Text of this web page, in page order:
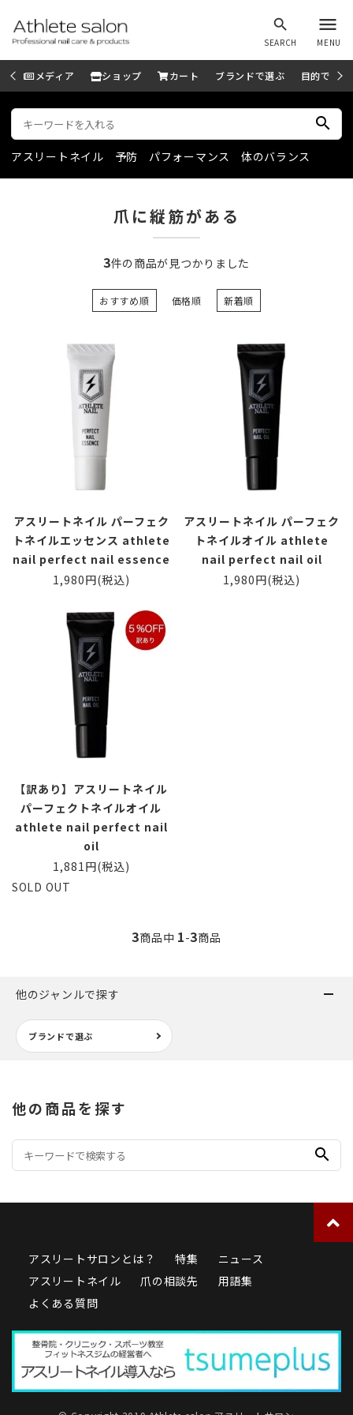
search
SEARCH
menu
MENU
メディア ショップ カート ブランドで選ぶ 目的で選ぶ
search
アスリートネイル 予防 パフォーマンス 体のバランス
爪に縦筋がある
3件の商品が見つかりました
おすすめ順 価格順 新着順
アスリートネイル パーフェク
トネイルエッセンス athlete
nail perfect nail essence
1,980円(税込)
アスリートネイル パーフェク
トネイルオイル athlete
nail perfect nail oil
1,980円(税込)
【訳あり】アスリートネイル
パーフェクトネイルオイル
athlete nail perfect nail
oil
1,881円(税込)
SOLD OUT
3商品中 1-3商品
他のジャンルで探す
ブランドで選ぶ
他の商品を探す
search
アスリートサロンとは？ 特集
ニュース
アスリートネイル
爪の相談先
用語集
よくある質問